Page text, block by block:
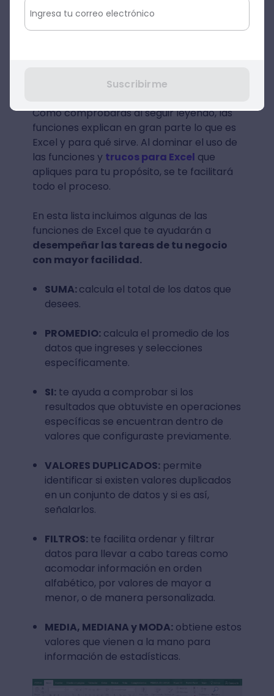
financieras, lógicas, estadísticas, de
Como comprobarás al seguir leyendo, las
funciones explican en gran parte lo que es
Excel y para qué sirve. Al dominar el uso de
las funciones y trucos para Excel que
apliques para tu propósito, se te facilitará
todo el proceso.
En esta lista incluimos algunas de las
funciones de Excel que te ayudarán a
desempeñar las tareas de tu negocio
con mayor facilidad.
SUMA:calcula el total de los datos que
desees.
PROMEDIO:calcula el promedio de los
datos que ingreses y selecciones
específicamente.
SI:te ayuda a comprobar si los
resultados que obtuviste en operaciones
específicas se encuentran dentro de
valores que configuraste previamente.
VALORES DUPLICADOS:permite
identificar si existen valores duplicados
en un conjunto de datos y si es así,
señalarlos.
FILTROS:te facilita ordenar y filtrar
datos para llevar a cabo tareas como
acomodar información en orden
alfabético, por valores de mayor a
menor, o de manera personalizada.
MEDIA, MEDIANA y MODA:obtiene estos
valores que vienen a la mano para
información de estadísticas.
Suscribirme